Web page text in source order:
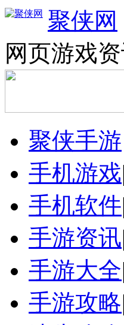
聚侠网
网页游戏资
聚侠手游
手机游戏|
手机软件|
手游资讯|
手游大全|
手游攻略|